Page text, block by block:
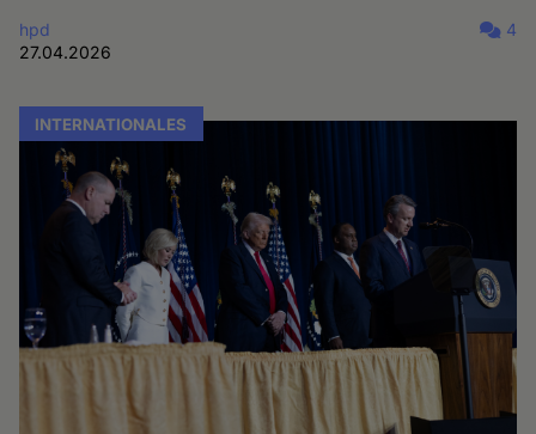
hpd
27.04.2026
4
INTERNATIONALES